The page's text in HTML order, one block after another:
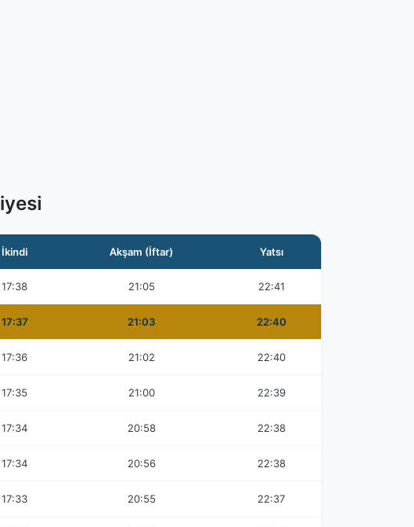
İkindi Akşam (İftar) Yatsı
17:38 21:05 22:41
17:37 21:03 22:40
17:36 21:02 22:40
17:35 21:00 22:39
17:34 20:58 22:38
17:34 20:56 22:38
17:33 20:55 22:37